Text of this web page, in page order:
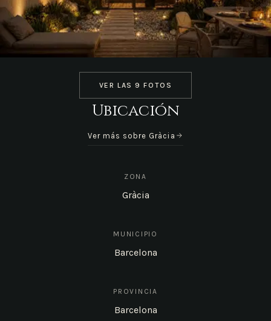
VER LAS 9 FOTOS
Ubicación
Ver más sobre Gràcia
ZONA
Gràcia
MUNICIPIO
Barcelona
PROVINCIA
Barcelona